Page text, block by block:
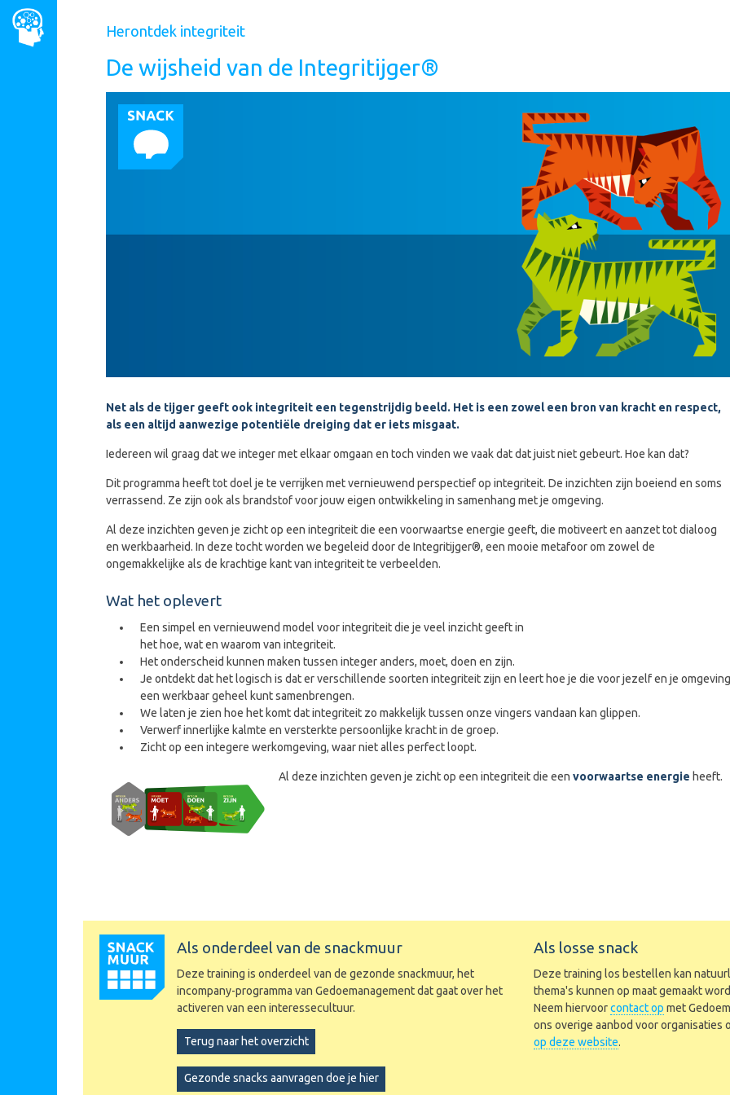
Overslaan
en
naar
Herontdek integriteit
De wijsheid van de Integritijger®
Net als de tijger geeft ook integriteit een tegenstrijdig beeld. Het is een zowel een bron van kracht en respect,
als een altijd aanwezige potentiële dreiging dat er iets misgaat.
Iedereen wil graag dat we integer met elkaar omgaan en toch vinden we vaak dat dat juist niet gebeurt. Hoe kan dat?
Dit programma heeft tot doel je te verrijken met vernieuwend perspectief op integriteit. De inzichten zijn boeiend en soms
verrassend. Ze zijn ook als brandstof voor jouw eigen ontwikkeling in samenhang met je omgeving.
Al deze inzichten geven je zicht op een integriteit die een voorwaartse energie geeft, die motiveert en aanzet tot dialoog
en werkbaarheid. In deze tocht worden we begeleid door de Integritijger®, een mooie metafoor om zowel de
ongemakkelijke als de krachtige kant van integriteit te verbeelden.
Wat het oplevert
Een simpel en vernieuwend model voor integriteit die je veel inzicht geeft in
het hoe, wat en waarom van integriteit.
Het onderscheid kunnen maken tussen integer anders, moet, doen en zijn.
Je ontdekt dat het logisch is dat er verschillende soorten integriteit zijn en leert hoe je die voor jezelf en je
een werkbaar geheel kunt samenbrengen.
We laten je zien hoe het komt dat integriteit zo makkelijk tussen onze vingers ­vandaan kan glippen.
Verwerf innerlijke kalmte en versterkte persoonlijke kracht in de groep.
Zicht op een integere werkomgeving, waar niet alles perfect loopt.
Al deze inzichten geven je zicht op een integriteit die een voorwaartse energie heeft.
Als onderdeel van de snackmuur
Deze training is onderdeel van de gezonde snackmuur, het
incompany-programma van Gedoemanagement dat gaat over het
activeren van een interessecultuur.
Terug naar het overzicht
Gezonde snacks aanvragen doe je hier
Als losse snack
Deze training los bestellen kan
thema's kunnen op maat gemaakt
Neem hiervoorcontact op met
ons overige aanbod voor organisaties
op deze website.